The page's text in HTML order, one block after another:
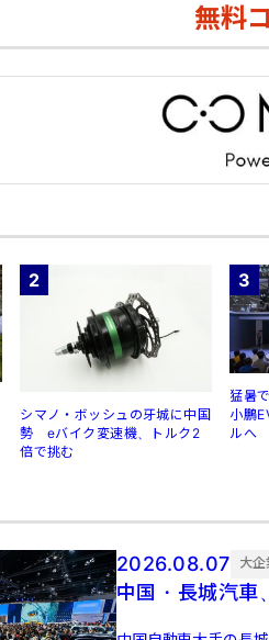
無料
2
シマノ・ボッシュの牙城に中国
勢 eバイク変速機、トルク2
倍で挑む
3
猛暑
小鵬
ルへ
2026.08.07 大企
中国・長城汽